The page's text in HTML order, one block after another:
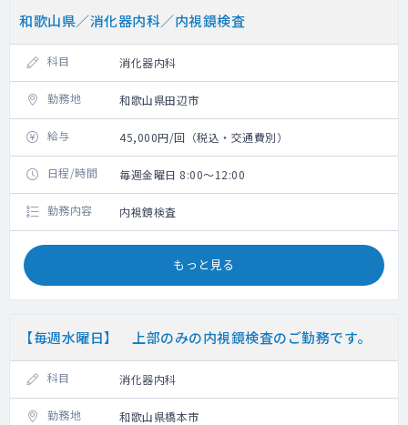
和歌山県／消化器内科／内視鏡検査
科目 消化器内科
勤務地 和歌山県田辺市
給与 45,000円/回（税込・交通費別）
日程/時間 毎週金曜日 8:00～12:00
勤務内容 内視鏡検査
もっと見る
【毎週水曜日】 上部のみの内視鏡検査のご勤務です。
科目 消化器内科
勤務地 和歌山県橋本市